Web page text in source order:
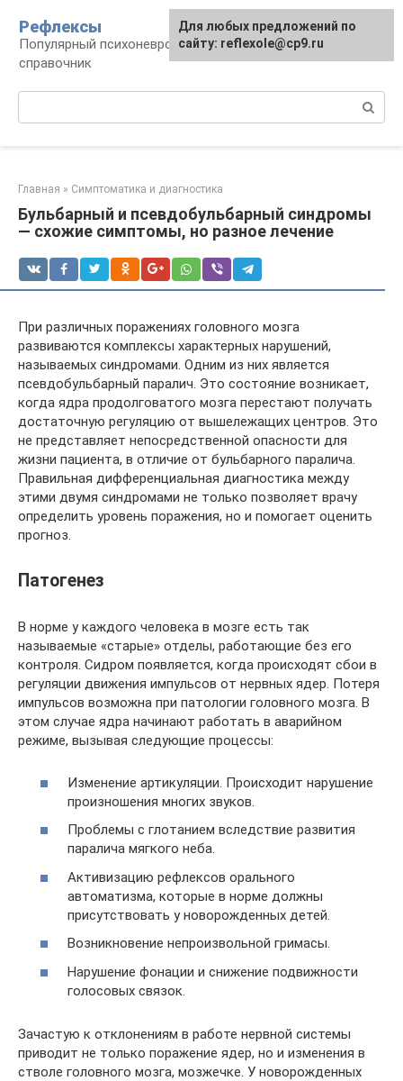
контенту
Рефлексы
Популярный психоневрологический
справочник
Главная » Симптоматика и диагностика
Бульбарный и псевдобульбарный синдромы
— схожие симптомы, но разное лечение
При различных поражениях головного мозга
развиваются комплексы характерных нарушений,
называемых синдромами. Одним из них является
псевдобульбарный паралич. Это состояние возникает,
когда ядра продолговатого мозга перестают получать
достаточную регуляцию от вышележащих центров. Это
не представляет непосредственной опасности для
жизни пациента, в отличие от бульбарного паралича.
Правильная дифференциальная диагностика между
этими двумя синдромами не только позволяет врачу
определить уровень поражения, но и помогает оценить
прогноз.
Патогенез
В норме у каждого человека в мозге есть так
называемые «старые» отделы, работающие без его
контроля. Сидром появляется, когда происходят сбои в
регуляции движения импульсов от нервных ядер. Потеря
импульсов возможна при патологии головного мозга. В
этом случае ядра начинают работать в аварийном
режиме, вызывая следующие процессы:
Изменение артикуляции. Происходит нарушение
произношения многих звуков.
Проблемы с глотанием вследствие развития
паралича мягкого неба.
Активизацию рефлексов орального
автоматизма, которые в норме должны
присутствовать у новорожденных детей.
Возникновение непроизвольной гримасы.
Нарушение фонации и снижение подвижности
голосовых связок.
Зачастую к отклонениям в работе нервной системы
приводит не только поражение ядер, но и изменения в
стволе головного мозга, мозжечке. У новорожденных
Для любых предложений по
сайту: reflexole@cp9.ru